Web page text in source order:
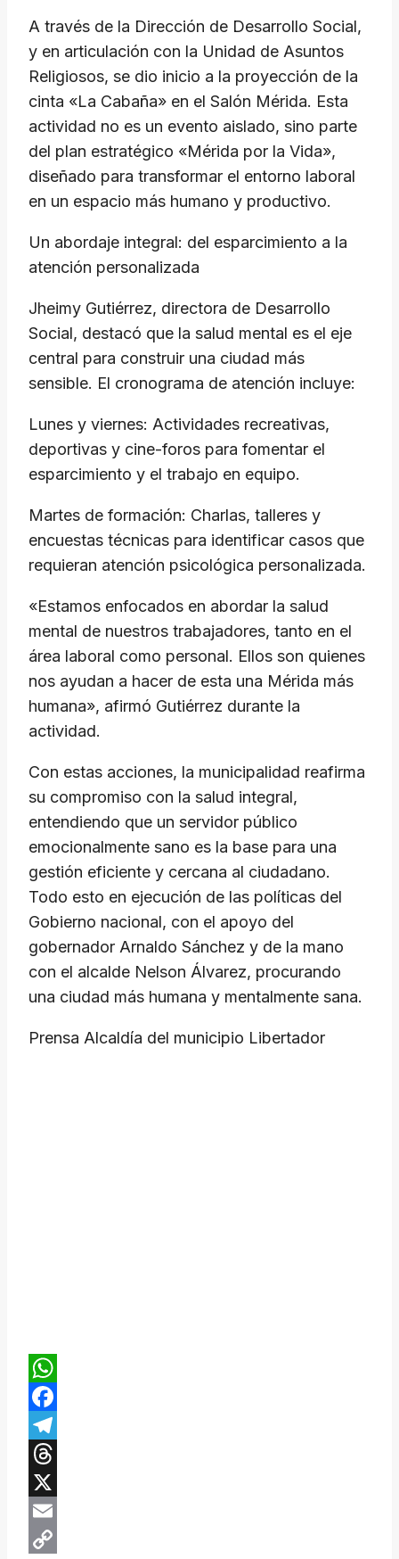
A través de la Dirección de Desarrollo Social,
y en articulación con la Unidad de Asuntos
Religiosos, se dio inicio a la proyección de la
cinta «La Cabaña» en el Salón Mérida. Esta
actividad no es un evento aislado, sino parte
del plan estratégico «Mérida por la Vida»,
diseñado para transformar el entorno laboral
en un espacio más humano y productivo.
Un abordaje integral: del esparcimiento a la
atención personalizada
Jheimy Gutiérrez, directora de Desarrollo
Social, destacó que la salud mental es el eje
central para construir una ciudad más
sensible. El cronograma de atención incluye:
Lunes y viernes: Actividades recreativas,
deportivas y cine-foros para fomentar el
esparcimiento y el trabajo en equipo.
Martes de formación: Charlas, talleres y
encuestas técnicas para identificar casos que
requieran atención psicológica personalizada.
«Estamos enfocados en abordar la salud
mental de nuestros trabajadores, tanto en el
área laboral como personal. Ellos son quienes
nos ayudan a hacer de esta una Mérida más
humana», afirmó Gutiérrez durante la
actividad.
Con estas acciones, la municipalidad reafirma
su compromiso con la salud integral,
entendiendo que un servidor público
emocionalmente sano es la base para una
gestión eficiente y cercana al ciudadano.
Todo esto en ejecución de las políticas del
Gobierno nacional, con el apoyo del
gobernador Arnaldo Sánchez y de la mano
con el alcalde Nelson Álvarez, procurando
una ciudad más humana y mentalmente sana.
Prensa Alcaldía del municipio Libertador
WhatsApp
Facebook
Telegram
Threads
X
Email